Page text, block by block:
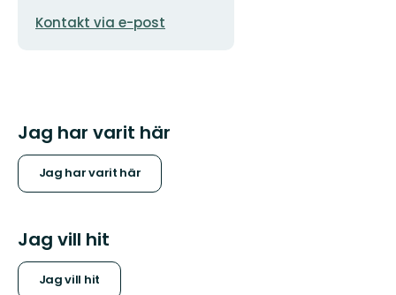
E-
Kontakt via e-post
Jag har varit här
Jag har varit här
Jag vill hit
Jag vill hit